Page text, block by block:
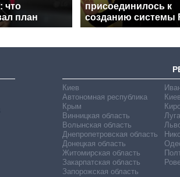
что
план
присоединилось к
созданию системы
Киев
Автономная республика
Крым
Винницкая область
Волынская область
Днепропетровская область
Донецкая область
Житомирская область
Закарпатская область
Запорожская область